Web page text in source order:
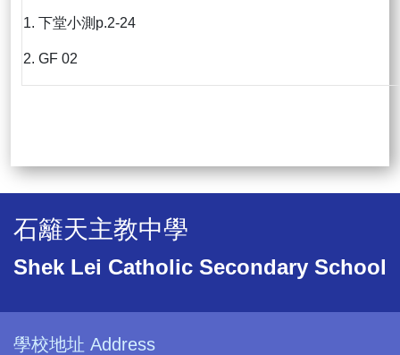
1. 下堂小測p.2-24
2. GF 02
石籬天主教中學
Shek Lei Catholic Secondary School
學校地址 Address